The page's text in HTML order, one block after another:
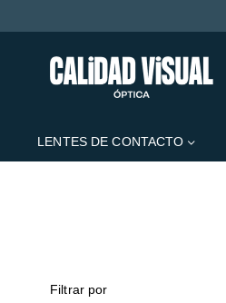
LENTES DE CONTACTO
Filtrar por